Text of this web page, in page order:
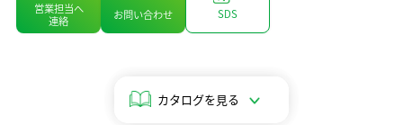
統合レポート2025
生産拠点
調達方針
営業担当へ
連絡
お問い合わせ SDS
カタログを見る